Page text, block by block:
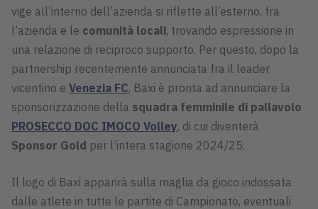
vige all’interno dell’azienda si riflette all’esterno, fra
l’azienda e le comunità locali, trovando espressione in
una relazione di reciproco supporto. Per questo, dopo la
partnership recentemente annunciata fra il leader
vicentino e Venezia FC, Baxi è pronta ad annunciare la
sponsorizzazione della squadra femminile di pallavolo
PROSECCO DOC IMOCO Volley, di cui diventerà
Sponsor Gold per l’intera stagione 2024/25.
Il logo di Baxi apparirà sulla maglia da gioco indossata
dalle atlete in tutte le partite di Campionato, eventuali